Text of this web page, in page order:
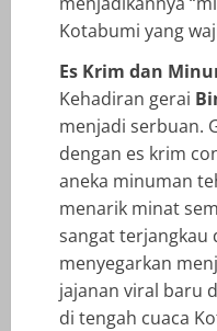
Kotabumi yang
Es Krim dan
Kehadiran gerai
menjadi serbuan.
dengan es krim
aneka minuman
menarik minat
sangat terjangkau
menyegarkan
jajanan viral baru
di tengah cuaca